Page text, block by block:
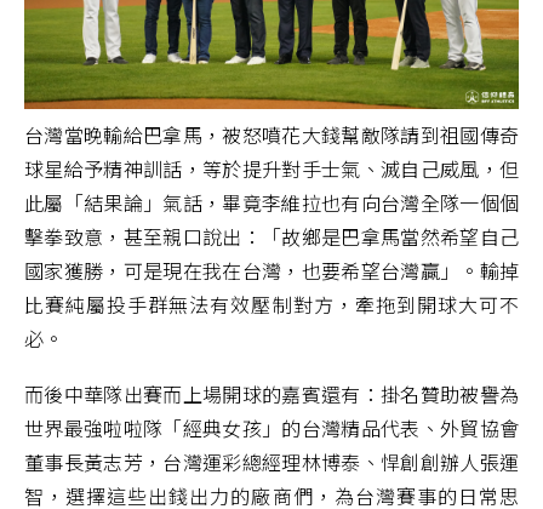
台灣當晚輸給巴拿馬，被怒噴花大錢幫敵隊請到祖國傳奇
球星給予精神訓話，等於提升對手士氣、滅自己威風，但
此屬「結果論」氣話，畢竟李維拉也有向台灣全隊一個個
擊拳致意，甚至親口說出：「故鄉是巴拿馬當然希望自己
國家獲勝，可是現在我在台灣，也要希望台灣贏」。輸掉
比賽純屬投手群無法有效壓制對方，牽拖到開球大可不
必。
而後中華隊出賽而上場開球的嘉賓還有：掛名贊助被譽為
世界最強啦啦隊「經典女孩」的台灣精品代表、外貿協會
董事長黃志芳，台灣運彩總經理林博泰、悍創創辦人張運
智，選擇這些出錢出力的廠商們，為台灣賽事的日常思